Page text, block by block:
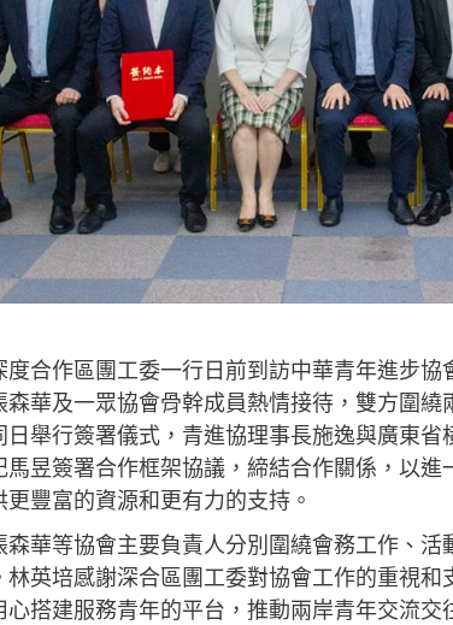
度合作區團工委一行日前到訪中華青年進步
森華及一眾協會骨幹成員熱情接待，雙方圍
日舉行簽署儀式，青進協理事長施逸與廣東
馬昱簽署合作框架協議，締結合作關係，以
豐富的資源和更有力的支持。
森華等協會主要負責人分別圍繞會務工作、
林英培感謝深合區團工委對協會工作的重視和
心搭建服務青年的平台，推動兩岸青年交流